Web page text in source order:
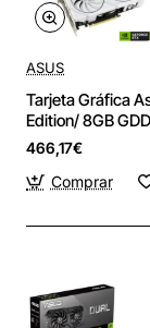
ASUS
Tarjeta Gráfica
Edition/ 8GB
466,17€
Comprar